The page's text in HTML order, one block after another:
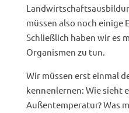
müssen also noch einige
Schließlich haben wir es
Organismen zu tun.
Wir müssen erst einmal
kennenlernen: Wie sieht
Außentemperatur? Was